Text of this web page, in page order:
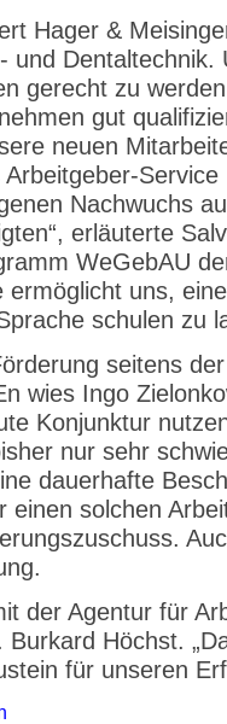
Hager &
und Dentaltechnik.
gerecht zu
gut
neuen
Service
Nachwuchs
erläuterte
WeGebAU
ermöglicht uns,
schulen zu
seitens der
wies Ingo
Konjunktur
nur sehr
dauerhafte
einen solchen
der Agentur für
Burkard Höchst.
für unseren